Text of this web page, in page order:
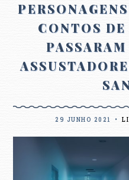
CONTOS
29 JUNHO 2021 •